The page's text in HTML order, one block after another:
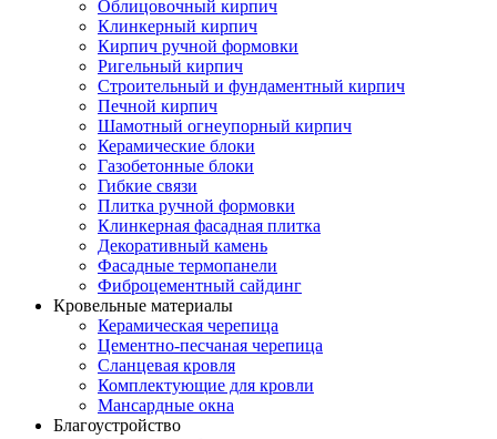
Облицовочный кирпич
Клинкерный кирпич
Кирпич ручной формовки
Ригельный кирпич
Строительный и фундаментный кирпич
Печной кирпич
Шамотный огнеупорный кирпич
Керамические блоки
Газобетонные блоки
Гибкие связи
Плитка ручной формовки
Клинкерная фасадная плитка
Декоративный камень
Фасадные термопанели
Фиброцементный сайдинг
Кровельные материалы
Керамическая черепица
Цементно-песчаная черепица
Сланцевая кровля
Комплектующие для кровли
Мансардные окна
Благоустройство